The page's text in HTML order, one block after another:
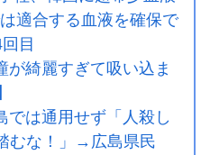
適合する血液を確保で
目
が綺麗すぎて吸い込ま
では通用せず「人殺し
むな！」→広島県民